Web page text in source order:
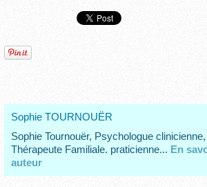
Sophie TOURNOUËR
Sophie Tournouër, Psychologue
Thérapeute Familiale. praticienne... En
auteur